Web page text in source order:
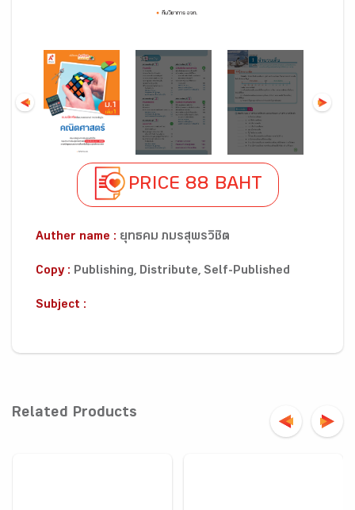
PRICE 88 BAHT
Auther name : ยุทธคม ภมรสุพรวิชิต
Copy : Publishing, Distribute, Self-Published
Subject :
Related Products